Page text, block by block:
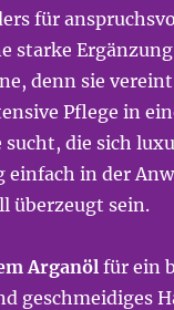
für
starke
denn sie
Pflege in
sucht, die sich
einfach in der
überzeugt sein.
Arganöl für ein
geschmeidiges